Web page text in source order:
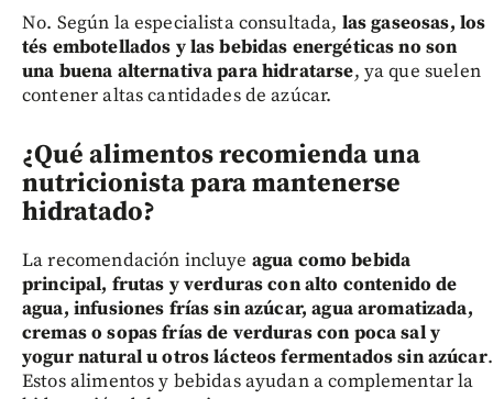
No. Según la especialista consultada, las gaseosas, los
tés embotellados y las bebidas energéticas no son
una buena alternativa para hidratarse, ya que suelen
contener altas cantidades de azúcar.
¿Qué alimentos recomienda una
nutricionista para mantenerse
hidratado?
La recomendación incluye agua como bebida
principal, frutas y verduras con alto contenido de
agua, infusiones frías sin azúcar, agua aromatizada,
cremas o sopas frías de verduras con poca sal y
yogur natural u otros lácteos fermentados sin azúcar.
Estos alimentos y bebidas ayudan a complementar la